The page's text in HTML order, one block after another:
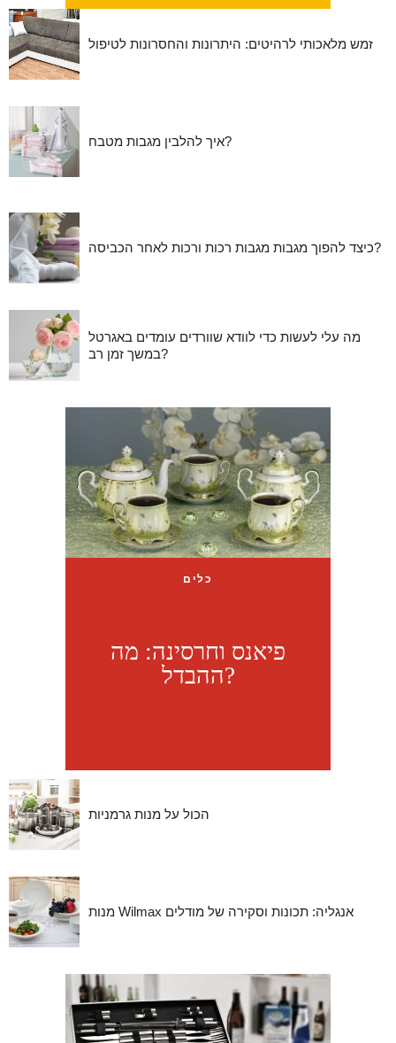
זמש מלאכותי לרהיטים: היתרונות והחסרונות לטיפול
איך להלבין מגבות מטבח?
כיצד להפוך מגבות מגבות רכות ורכות לאחר הכביסה?
מה עלי לעשות כדי לוודא שוורדים עומדים באגרטל
במשך זמן רב?
כלים
פיאנס וחרסינה: מה
ההבדל?
הכול על מנות גרמניות
מנות Wilmax אנגליה: תכונות וסקירה של מודלים